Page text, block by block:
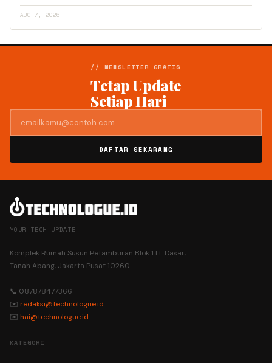
AUG 7, 2026
// NEWSLETTER GRATIS
Tetap Update
Setiap Hari
DAFTAR SEKARANG
YOUR TECH UPDATE
Komplek Rumah Susun Petamburan Blok 1 Lt. Dasar,
Tanah Abang, Jakarta Pusat 10260
📞 087878477366
✉️ redaksi@technologue.id
✉️ hai@technologue.id
KATEGORI